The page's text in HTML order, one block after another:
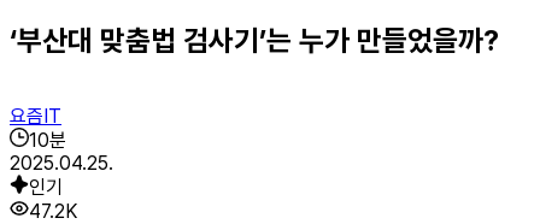
‘부산대 맞춤법 검사기’는 누가 만들었을까?
요즘IT
10분
2025.04.25.
인기
47.2K